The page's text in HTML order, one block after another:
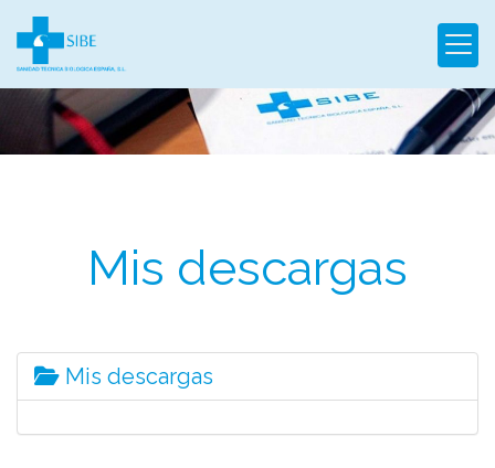
Mis descargas
Mis descargas